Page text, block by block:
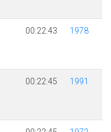
00:22:43 1978
00:22:45 1991